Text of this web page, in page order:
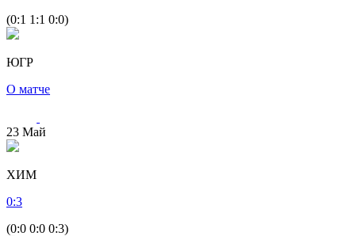
(0:1 1:1 0:0)
ЮГР
О матче
23 Май
ХИМ
0:3
(0:0 0:0 0:3)